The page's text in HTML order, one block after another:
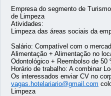
Empresa do segmento de
de Limpeza
Atividades:
Limpeza das áreas sociais da
Salário: Compatível com o
Alimentação + Alimentação no
Odontológico + Reembolso de
Horário de trabalho: A combinar
Os interessados enviar CV no
vagas.hotelariario@gmail.com
Limpeza